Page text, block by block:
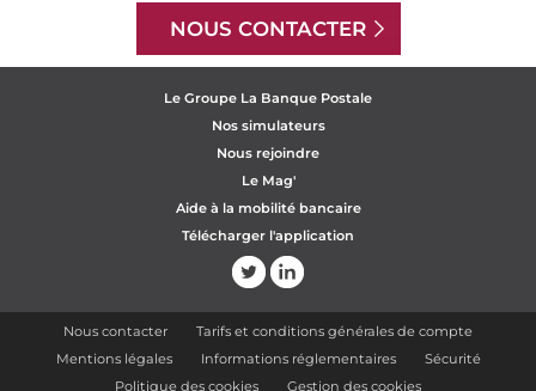
NOUS CONTACTER
Le Groupe La Banque Postale
Nos simulateurs
Nous rejoindre
Le Mag'
Aide à la mobilité bancaire
Télécharger l'application
Nous contacter
Tarifs et conditions générales de compte
Mentions légales
Informations réglementaires
Sécurité
Politique des cookies
Gestion des cookies